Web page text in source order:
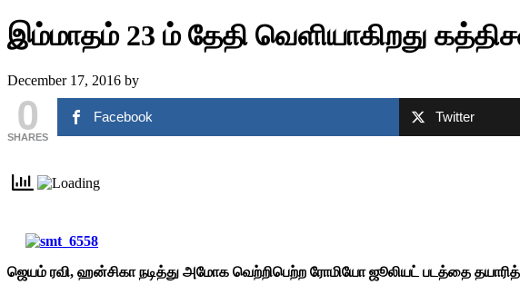
இம்மாதம் 23 ம் தேதி வெளியாகிறது
December 17, 2016 by
0
SHARES
Facebook Twitter
ஜெயம் ரவி, ஹன்சிகா நடித்து அமோக வெற்றிபெற்ற ரோமியோ ஜூலியட் படத்தை